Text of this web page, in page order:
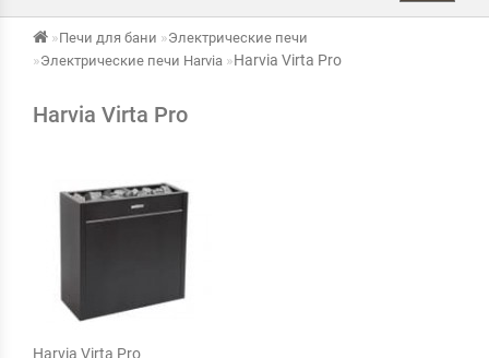
Печи для бани
Электрические печи
Электрические печи Harvia
Harvia Virta Pro
Harvia Virta Pro
Harvia Virta Pro